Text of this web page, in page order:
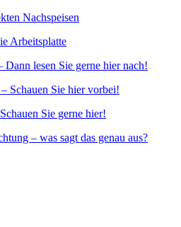
Nachspeisen
Arbeitsplatte
lesen Sie gerne hier nach!
Schauen Sie hier vorbei!
Sie gerne hier!
– was sagt das genau aus?